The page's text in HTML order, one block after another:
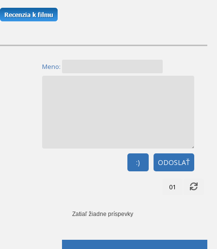
Meno:
ODOSLAŤ
:)
01
Zatiaľ žiadne príspevky